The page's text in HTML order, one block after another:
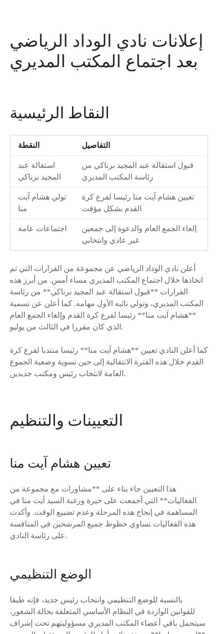
إعلانات نادي الوداد الرياضي
بعد اجتماع المكتب المديري
النقاط الرئيسية
النقطة التفاصيل
استقالة عبد
المجيد برناكي
قبول استقالة عبد المجيد برناكي من
رئاسة المكتب المديري
تولي هشام آيت
منا
تعيين هشام آيت منا رئيسا لفرع كرة
القدم بشكل مؤقت
اجتماعات عامة
إلغاء الجمع العام والدعوة إلى جمعين
غير عادي وانتخابي
أعلن نادي الوداد الرياضي عن مجموعة من القرارات التي تم
اتخاذها خلال اجتماع المكتب المديري مساء أمس. من أبرز هذه
القرارات **قبول استقالة عبد المجيد برناكي** من رئاسة
المكتب المديري، وتولي نائبه الأول مهامه. كما أعلن عن تسمية
**هشام آيت منا** رئيسا لفرع كرة القدم وإلغاء الجمع العام
الذي كان مقررا في الثالث من يوليو.
كما أعلن النادي تعيين **هشام آيت منا** رئيسا منتدبا لفرع كرة
القدم خلال هذه الفترة الانتقالية إلى حين تسوية وضعية الجموع
العامة لانتخاب رئيس ومكتب جديدين.
التعيينات والتنظيم
تعيين هشام آيت منا
هذا التعيين جاء بناء على **مشاورات مع مجموعة من
الفعاليات** التي أجمعت على خبرة ورغبة السيد آيت منا في
المساهمة في إنجاح هذه المرحلة وعدم تضييع الوقت. وأكدت
هذه الفعاليات تساوي حظوظ جميع المرشحين في المنافسة
على رئاسة النادي.
الوضع التنظيمي
بالنسبة للوضع التنظيمي وانتخاب رئيس جديد، فإنه طبقا
للقوانين الواردة في النظام الأساسي المتعلقة بحالة الشغور،
سيتحمل باقي أعضاء المكتب المديري مسؤوليتهم تحت إشراف